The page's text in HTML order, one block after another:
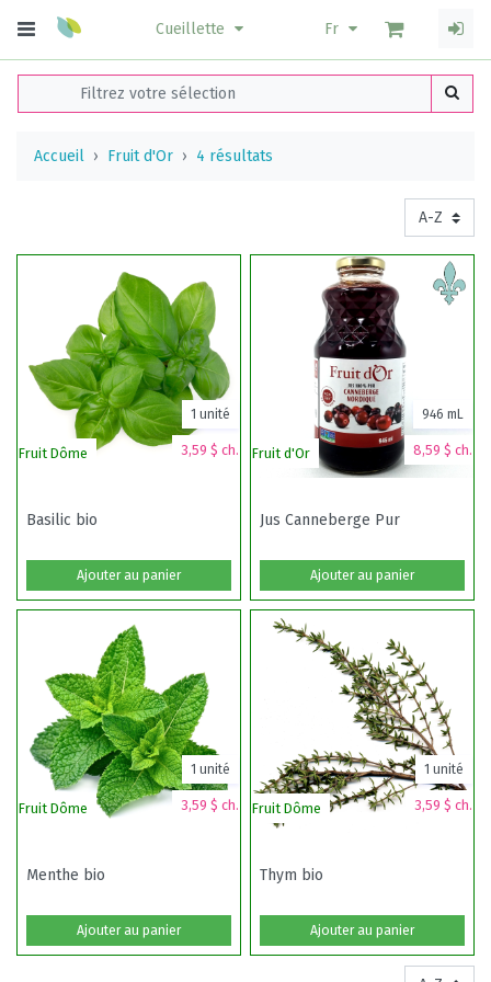
Cueillette Fr
Accueil Fruit d'Or 4 résultats
Fruit Dôme 3,59 $ ch.
1 unité
Basilic bio
Ajouter au panier
Fruit d'Or 8,59 $ ch.
946 mL
Jus Canneberge Pur
Ajouter au panier
Fruit Dôme 3,59 $ ch.
1 unité
Menthe bio
Ajouter au panier
Fruit Dôme 3,59 $ ch.
1 unité
Thym bio
Ajouter au panier